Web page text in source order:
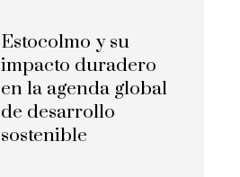
Estocolmo y su
impacto duradero
en la agenda global
de desarrollo
sostenible